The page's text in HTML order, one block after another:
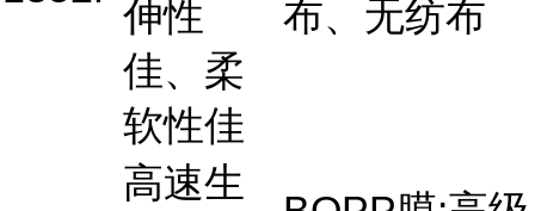
伸性
佳、柔
软性佳
布、无纺布
高速生